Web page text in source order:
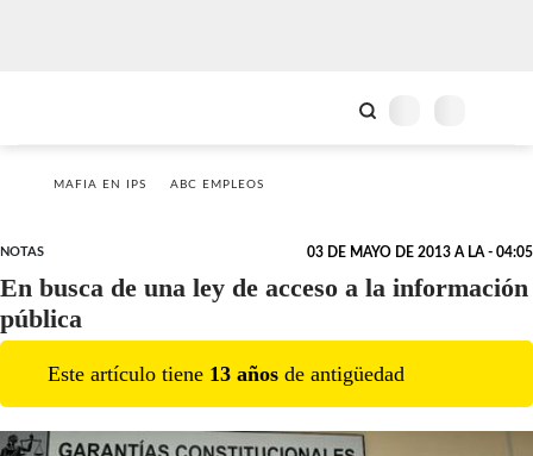
MAFIA EN IPS ABC EMPLEOS
NOTAS 03 DE MAYO DE 2013 A LA - 04:05
En busca de una ley de acceso a la información
pública
Este artículo tiene 13 años de antigüedad